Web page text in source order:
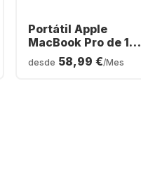
Portátil Apple
MacBook Pro de 14"
- Apple M3 Pro - 18
GB - SSD de 512 GB -
desde 58,99 €/Mes